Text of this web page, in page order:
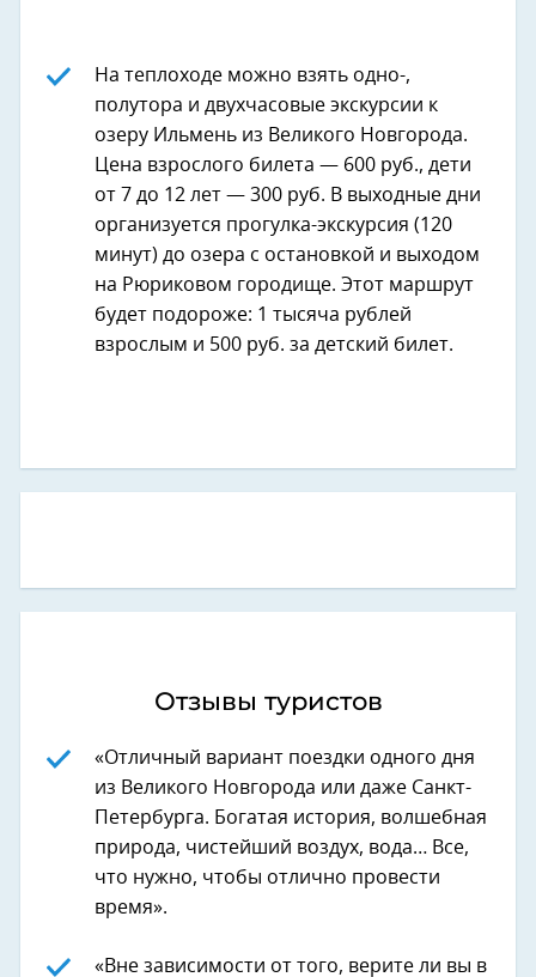
На теплоходе можно взять одно-,
полутора и двухчасовые экскурсии к
озеру Ильмень из Великого Новгорода.
Цена взрослого билета — 600 руб., дети
от 7 до 12 лет — 300 руб. В выходные дни
организуется прогулка-экскурсия (120
минут) до озера с остановкой и выходом
на Рюриковом городище. Этот маршрут
будет подороже: 1 тысяча рублей
взрослым и 500 руб. за детский билет.
Отзывы туристов
«Отличный вариант поездки одного дня
из Великого Новгорода или даже Санкт-
Петербурга. Богатая история, волшебная
природа, чистейший воздух, вода… Все,
что нужно, чтобы отлично провести
время».
«Вне зависимости от того, верите ли вы в